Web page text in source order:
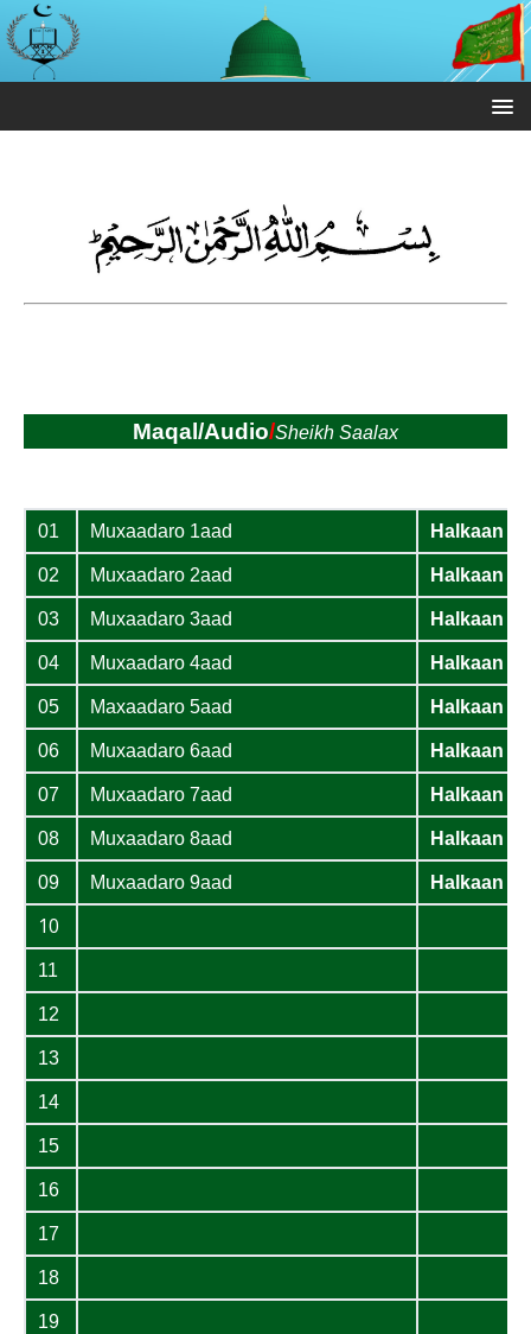
Maqal/Audio/Sheikh Saalax
01 Muxaadaro 1aad Halkaan
02 Muxaadaro 2aad Halkaan
03 Muxaadaro 3aad Halkaan
04 Muxaadaro 4aad Halkaan
05 Maxaadaro 5aad Halkaan
06 Muxaadaro 6aad Halkaan
07 Muxaadaro 7aad Halkaan
08 Muxaadaro 8aad Halkaan
09 Muxaadaro 9aad Halkaan
10
11
12
13
14
15
16
17
18
19